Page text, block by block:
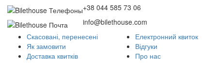
+38 044 585 73 06
info@bilethouse.com
Скасовані, перенесені
Як замовити
Доставка квитків
Електронний квиток
Відгуки
Про нас